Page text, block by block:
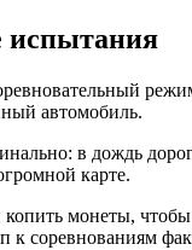
испытания
автомобиль.
в дождь
карте.
монеты,
к соревнованиям